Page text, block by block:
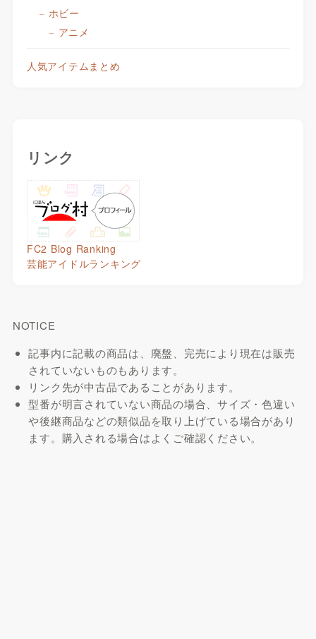
ホビー
アニメ
人気アイテムまとめ
リンク
FC2 Blog Ranking
芸能アイドルランキング
NOTICE
記事内に記載の商品は、廃盤、完売により現在は販売
されていないものもあります。
リンク先が中古品であることがあります。
型番が明言されていない商品の場合、サイズ・色違い
や後継商品などの類似品を取り上げている場合があり
ます。購入される場合はよくご確認ください。